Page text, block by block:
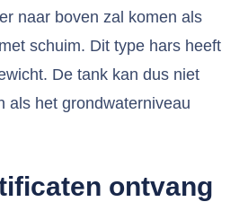
naar boven zal komen als
schuim. Dit type hars heeft
De tank kan dus niet
als het grondwaterniveau
ontvang